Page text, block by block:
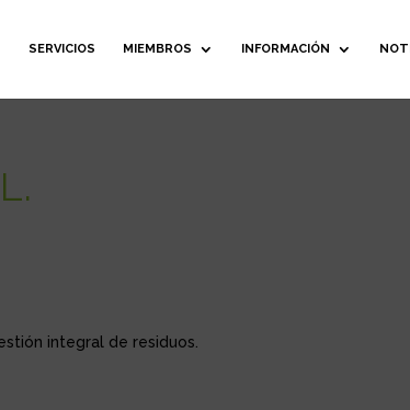
SERVICIOS MIEMBROS INFORMACIÓN
integral de residuos.